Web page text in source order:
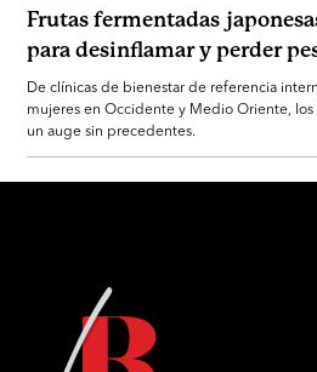
Frutas fermentadas
para desinflamar y perder
De clínicas de bienestar de referencia
mujeres en Occidente y Medio Oriente,
un auge sin precedentes.